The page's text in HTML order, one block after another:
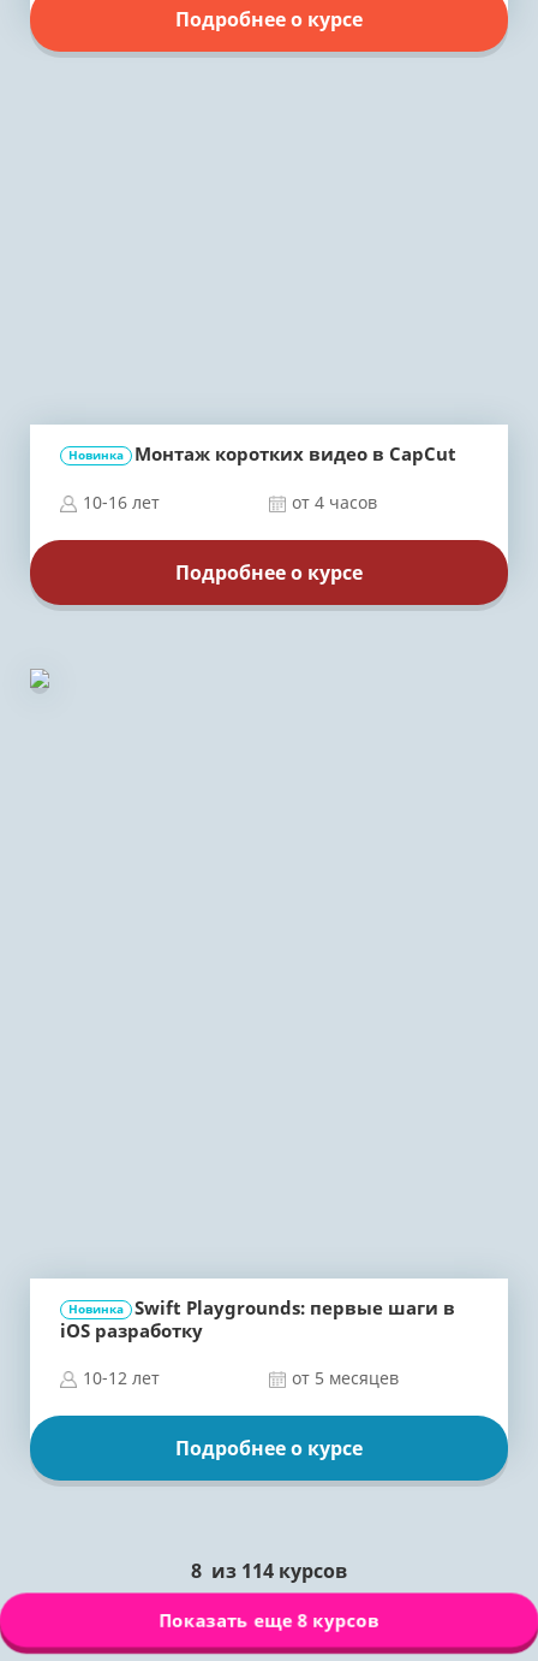
Подробнее о курсе
Новинка Монтаж коротких видео в CapCut
10-16 лет от 4 часов
Подробнее о курсе
Новинка
Swift Playgrounds: первые шаги в
iOS разработку
10-12 лет от 5 месяцев
Подробнее о курсе
8 из 114 курсов
Показать еще 8 курсов